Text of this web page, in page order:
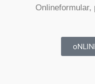
Onlineformular,